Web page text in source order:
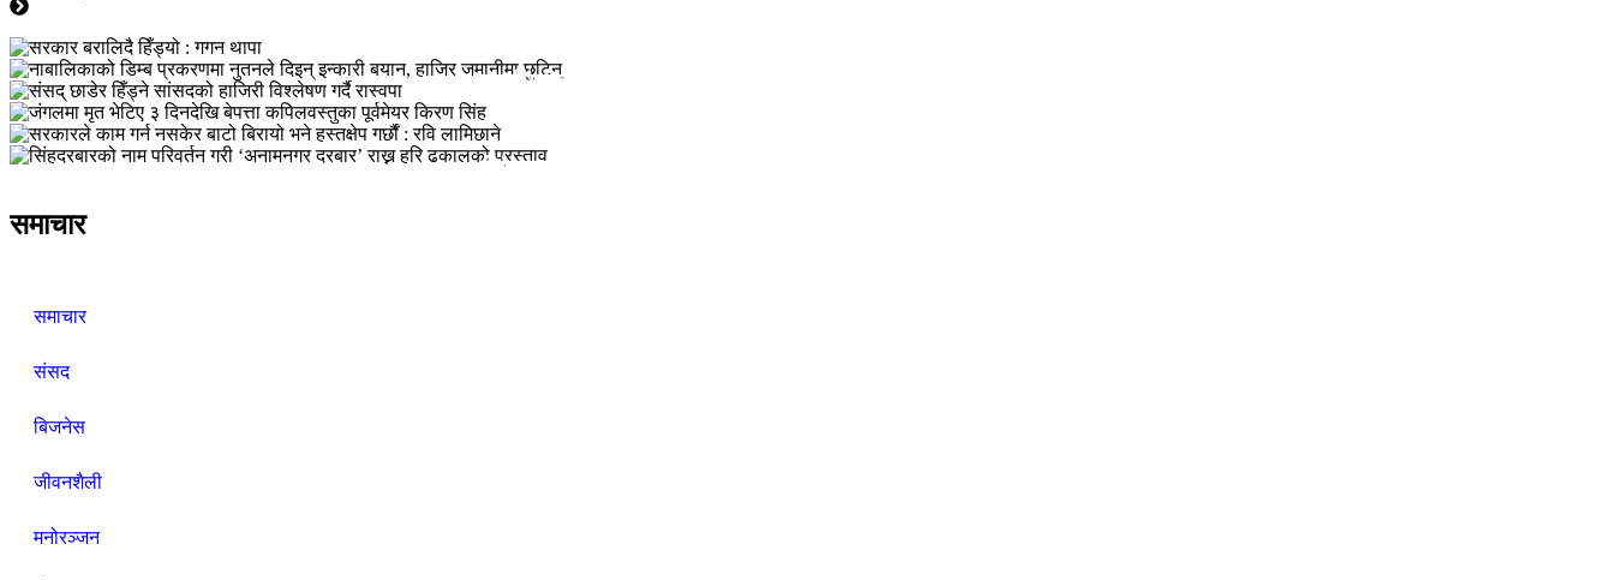
नाबालिकाको डिम्ब प्रकरणमा नुतनले दिइन् इन्कारी बयान, हाजिर जमानीमा छुटिन्
सरकारले काम गर्न नसकेर बाटो बिरायो भने हस्तक्षेप गर्छौं : रवि लामिछाने
सिंहदरबारको नाम परिवर्तन गरी ‘अनामनगर दरबार’ राख्न हरि ढकालको प्रस्ताव
समाचार
समाचार
संसद
बिजनेस
जीवनशैली
मनोरञ्जन